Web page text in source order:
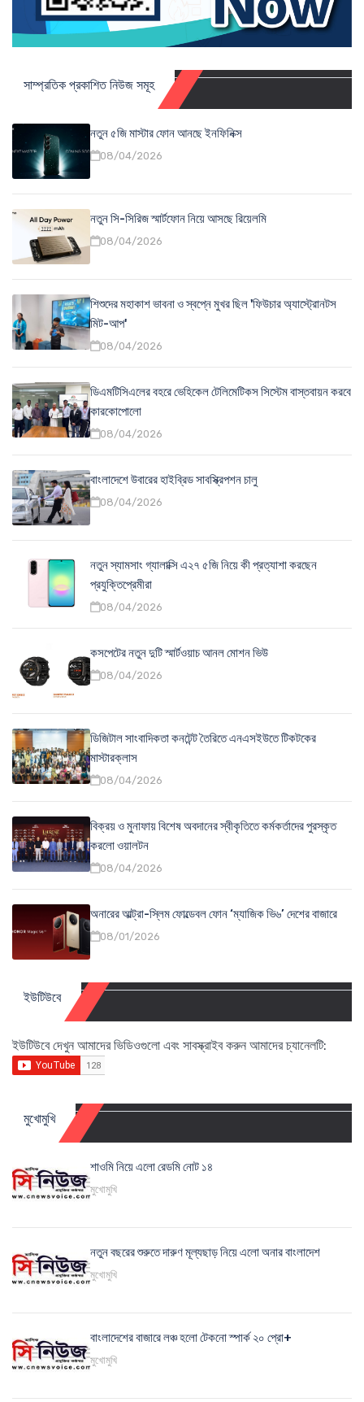
সাম্প্রতিক প্রকাশিত নিউজ সমূহ
নতুন ৫জি মাস্টার ফোন আনছে ইনফিনিক্স
08/04/2026
নতুন সি-সিরিজ স্মার্টফোন নিয়ে আসছে রিয়েলমি
08/04/2026
শিশুদের মহাকাশ ভাবনা ও স্বপ্নে মুখর ছিল 'ফিউচার অ্যাস্ট্রোনটস
মিট-আপ'
08/04/2026
ডিএমটিসিএলের বহরে ভেহিকেল টেলিমেটিকস সিস্টেম বাস্তবায়ন করবে
কারকোপোলো
08/04/2026
বাংলাদেশে উবারের হাইব্রিড সাবস্ক্রিপশন চালু
08/04/2026
নতুন স্যামসাং গ্যালাক্সি এ২৭ ৫জি নিয়ে কী প্রত্যাশা করছেন
প্রযুক্তিপ্রেমীরা
08/04/2026
কসপেটের নতুন দুটি স্মার্টওয়াচ আনল মোশন ভিউ
08/04/2026
ডিজিটাল সাংবাদিকতা কনটেন্ট তৈরিতে এনএসইউতে টিকটকের
মাস্টারক্লাস
08/04/2026
বিক্রয় ও মুনাফায় বিশেষ অবদানের স্বীকৃতিতে কর্মকর্তাদের পুরস্কৃত
করলো ওয়ালটন
08/04/2026
অনারের আল্ট্রা-স্লিম ফোল্ডেবল ফোন ‘ম্যাজিক ভি৬’ দেশের বাজারে
08/01/2026
ইউটিউবে
ইউটিউবে দেখুন আমাদের ভিডিওগুলো এবং সাবস্ক্রাইব করুন আমাদের চ্যানেলটি:
মুখোমুখি
শাওমি নিয়ে এলো রেডমি নোট ১৪
মুখোমুখি
নতুন বছরের শুরুতে দারুণ মূল্যছাড় নিয়ে এলো অনার বাংলাদেশ
মুখোমুখি
বাংলাদেশের বাজারে লঞ্চ হলো টেকনো স্পার্ক ২০ প্রো+
মুখোমুখি